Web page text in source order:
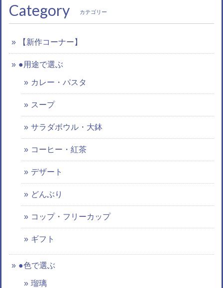
Category カテゴリー
【新作コーナー】
●用途で選ぶ
カレー・パスタ
スープ
サラダボウル・大鉢
コーヒー・紅茶
デザート
どんぶり
コップ・フリーカップ
ギフト
●色で選ぶ
瑠璃